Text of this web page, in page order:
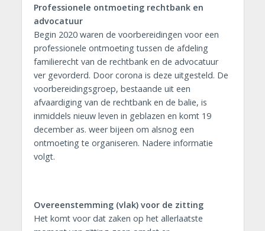
Professionele ontmoeting rechtbank en
advocatuur
Begin 2020 waren de voorbereidingen voor een
professionele ontmoeting tussen de afdeling
familierecht van de rechtbank en de advocatuur
ver gevorderd. Door corona is deze uitgesteld. De
voorbereidingsgroep, bestaande uit een
afvaardiging van de rechtbank en de balie, is
inmiddels nieuw leven in geblazen en komt 19
december as. weer bijeen om alsnog een
ontmoeting te organiseren. Nadere informatie
volgt.
Overeenstemming (vlak) voor de zitting
Het komt voor dat zaken op het allerlaatste